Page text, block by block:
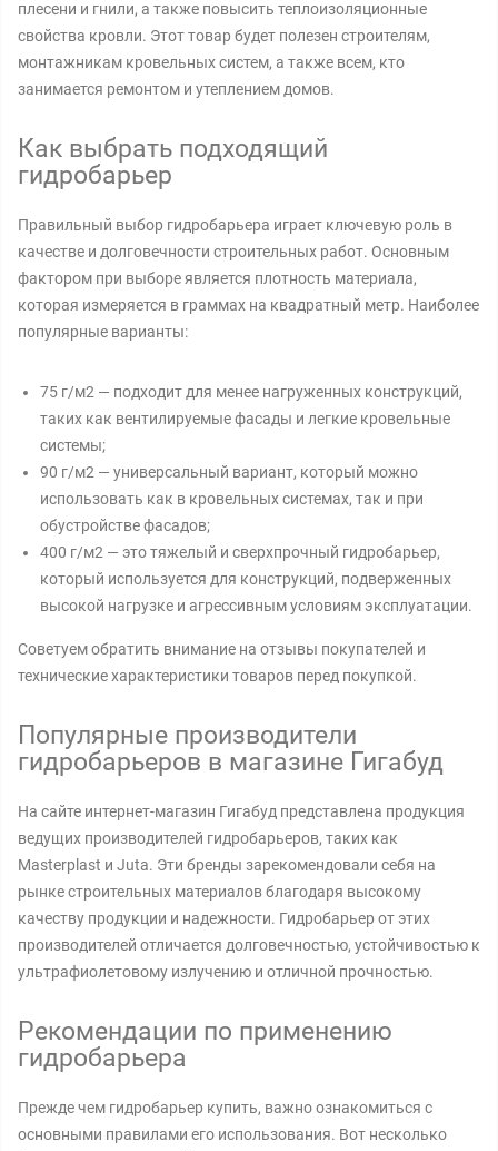
плесени и гнили, а также повысить теплоизоляционные
свойства кровли. Этот товар будет полезен строителям,
монтажникам кровельных систем, а также всем, кто
занимается ремонтом и утеплением домов.
Как выбрать подходящий
гидробарьер
Правильный выбор гидробарьера играет ключевую роль в
качестве и долговечности строительных работ. Основным
фактором при выборе является плотность материала,
которая измеряется в граммах на квадратный метр. Наиболее
популярные варианты:
75 г/м2 — подходит для менее нагруженных конструкций,
таких как вентилируемые фасады и легкие кровельные
системы;
90 г/м2 — универсальный вариант, который можно
использовать как в кровельных системах, так и при
обустройстве фасадов;
400 г/м2 — это тяжелый и сверхпрочный гидробарьер,
который используется для конструкций, подверженных
высокой нагрузке и агрессивным условиям эксплуатации.
Советуем обратить внимание на отзывы покупателей и
технические характеристики товаров перед покупкой.
Популярные производители
гидробарьеров в магазине Гигабуд
На сайте интернет-магазин Гигабуд представлена продукция
ведущих производителей гидробарьеров, таких как
Masterplast и Juta. Эти бренды зарекомендовали себя на
рынке строительных материалов благодаря высокому
качеству продукции и надежности. Гидробарьер от этих
производителей отличается долговечностью, устойчивостью к
ультрафиолетовому излучению и отличной прочностью.
Рекомендации по применению
гидробарьера
Прежде чем гидробарьер купить, важно ознакомиться с
основными правилами его использования. Вот несколько